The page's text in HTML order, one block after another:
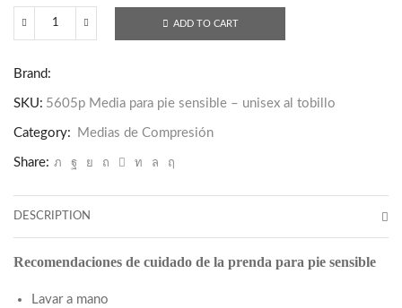
pie
unisex
tobillo
quantity
ADD TO CART
Brand:
SKU: 5605p Media para pie sensible – unisex al tobillo
Category: Medias de Compresión
Share:
DESCRIPTION
Recomendaciones de cuidado de la prenda para pie sensible
Lavar a mano